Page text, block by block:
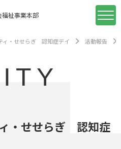
福祉事業本部
ィ・せせらぎ 認知症デイ 活動報告
・せせらぎ 認知症